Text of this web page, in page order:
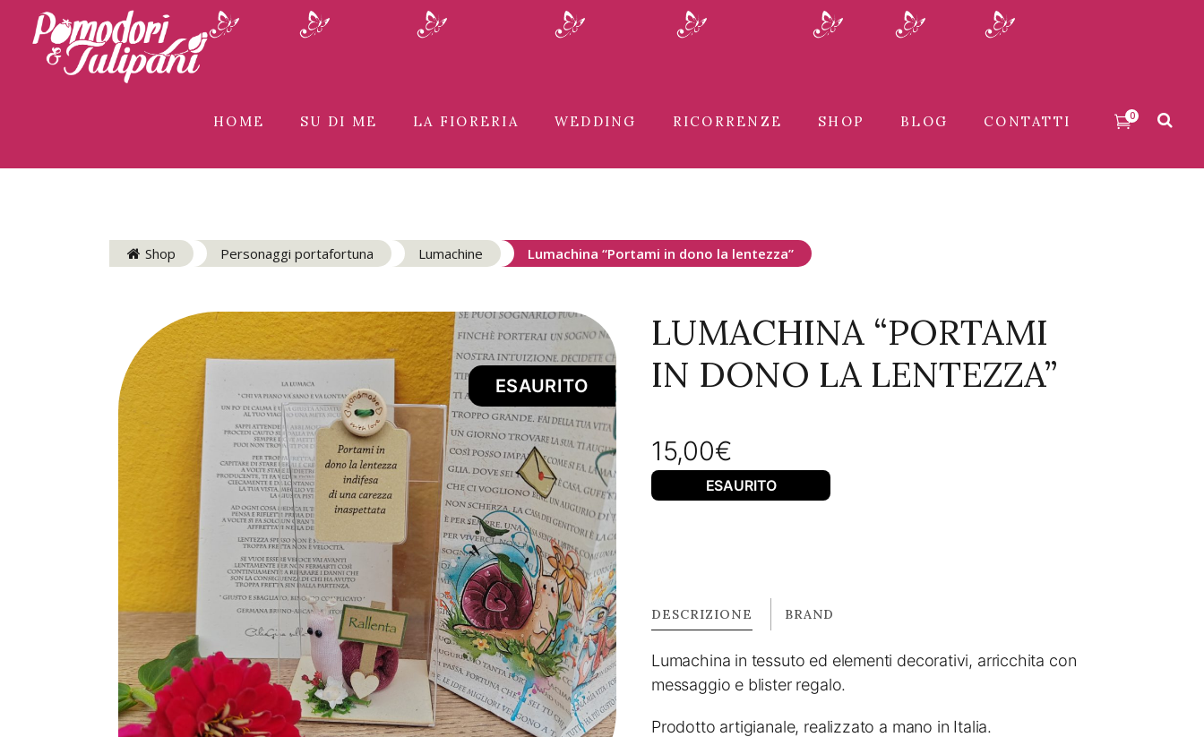
HOME SU DI ME LA FIORERIA WEDDING RICORRENZE SHOP BLOG CONTATTI 0
Shop Personaggi portafortuna Lumachine Lumachina “Portami in dono la lentezza”
ESAURITO
LUMACHINA “PORTAMI
IN DONO LA LENTEZZA”
15,00€
ESAURITO
DESCRIZIONE BRAND
Lumachina in tessuto ed elementi decorativi, arricchita con
messaggio e blister regalo.
Prodotto artigianale, realizzato a mano in Italia.